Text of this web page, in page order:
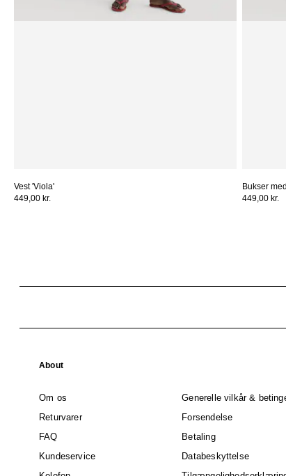
Vest 'Viola'
449,00 kr.
Bukser
449,00 kr.
About
Om os
Generelle vilkår &
Returvarer
Forsendelse
FAQ
Betaling
Kundeservice
Databeskyttelse